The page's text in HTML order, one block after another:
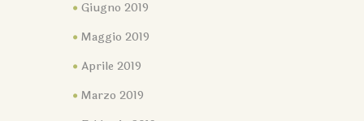
Giugno 2019
Maggio 2019
Aprile 2019
Marzo 2019